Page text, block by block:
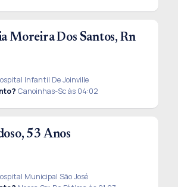
Moreira Dos Santos, Rn
Infantil De Joinville
Canoinhas-Sc às 04:02
53 Anos
Municipal São José